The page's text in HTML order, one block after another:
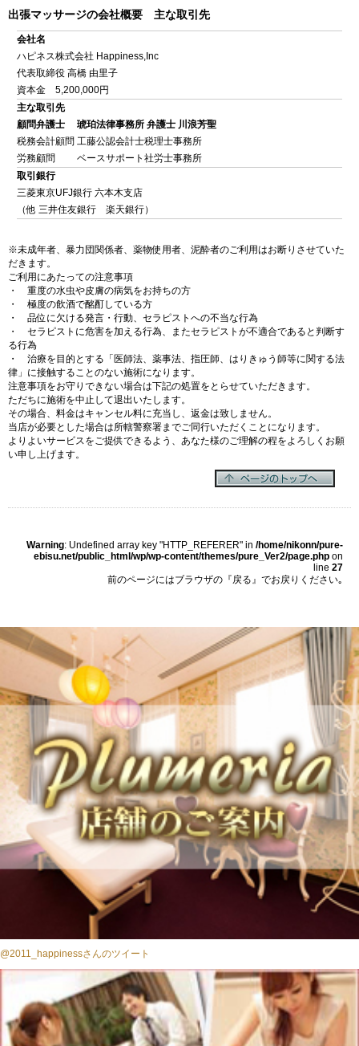
出張マッサージの会社概要 主な取引先
会社名
ハピネス株式会社 Happiness,Inc
代表取締役 高橋 由里子
資本金 5,200,000円
主な取引先
顧問弁護士 琥珀法律事務所 弁護士 川浪芳聖
税務会計顧問 工藤公認会計士税理士事務所
労務顧問 ベースサポート社労士事務所
取引銀行
三菱東京UFJ銀行 六本木支店
（他 三井住友銀行 楽天銀行）
※未成年者、暴力団関係者、薬物使用者、泥酔者のご利用はお断りさせていた
だきます。
ご利用にあたっての注意事項
・ 重度の水虫や皮膚の病気をお持ちの方
・ 極度の飲酒で酩酊している方
・ 品位に欠ける発言・行動、セラピストへの不当な行為
・ セラピストに危害を加える行為、またセラピストが不適合であると判断す
る行為
・ 治療を目的とする「医師法、薬事法、指圧師、はりきゅう師等に関する法
律」に接触することのない施術になります。
注意事項をお守りできない場合は下記の処置をとらせていただきます。
ただちに施術を中止して退出いたします。
その場合、料金はキャンセル料に充当し、返金は致しません。
当店が必要とした場合は所轄警察署までご同行いただくことになります。
よりよいサービスをご提供できるよう、あなた様のご理解の程をよろしくお願
い申し上げます。
Warning: Undefined array key "HTTP_REFERER" in /home/nikonn/pure-
ebisu.net/public_html/wp/wp-content/themes/pure_Ver2/page.php on
line 27
前のページにはブラウザの『戻る』でお戻りください｡
@2011_happinessさんのツイート